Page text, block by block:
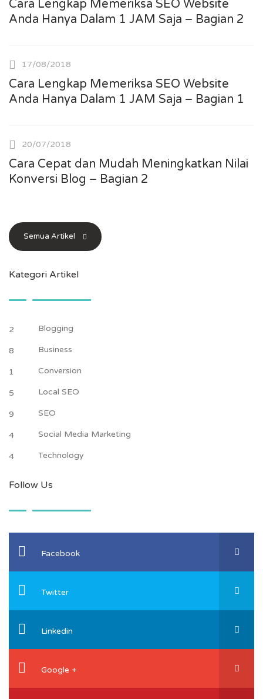
Cara Lengkap Memeriksa SEO Website
Anda Hanya Dalam 1 JAM Saja – Bagian 2
17/08/2018
Cara Lengkap Memeriksa SEO Website
Anda Hanya Dalam 1 JAM Saja – Bagian 1
20/07/2018
Cara Cepat dan Mudah Meningkatkan Nilai
Konversi Blog – Bagian 2
Semua Artikel
Kategori Artikel
2 Blogging
8 Business
1 Conversion
5 Local SEO
9 SEO
4 Social Media Marketing
4 Technology
Follow Us
Facebook
Twitter
Linkedin
Google +